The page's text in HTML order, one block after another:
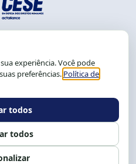
150. Graça
055
BA, Brasil.
(71) 9 9239-2104 ou 2105
12h e 13 às 17h.
Fale conosco